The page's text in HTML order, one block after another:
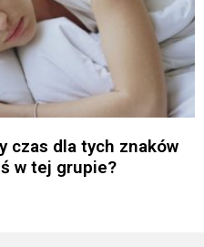
czas dla tych znaków
w tej grupie?